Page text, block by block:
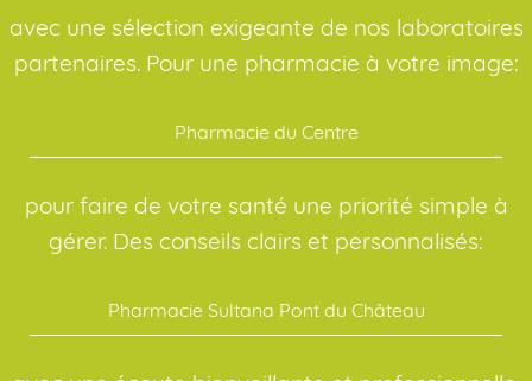
avec une sélection exigeante de nos laboratoires
partenaires. Pour une pharmacie à votre image:
Pharmacie du Centre
pour faire de votre santé une priorité simple à
gérer. Des conseils clairs et personnalisés:
Pharmacie Sultana Pont du Château